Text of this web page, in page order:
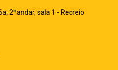
2ºandar, sala 1 - Recreio